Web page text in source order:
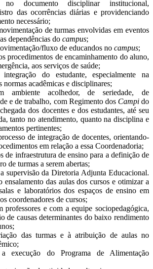
no documento disciplinar institucional,
das ocorrências diárias e providenciando
necessário;
de turmas envolvidas em eventos
dependências do campus;
fluxo de educandos no campus;
procedimentos de encaminhamento do aluno,
aos serviços de saúde;
do estudante, especialmente na
normas acadêmicas e disciplinares;
ambiente acolhedor, de seriedade, de
e de trabalho, com Regimento dos Campido
dos docentes e dos estudantes, até seu
tanto no atendimento, quanto na disciplina e
pertinentes;
de integração de docentes, orientando-
em relação a essa Coordenadoria;
de infraestrutura de ensino para a definição de
de turmas a serem abertas;
supervisão da Diretoria Adjunta Educacional.
ensalamento das aulas dos cursos e otimizar a
e laboratórios dos espaços de ensino em
coordenadores de cursos;
professores e com a equipe sociopedagógica,
de causas determinantes do baixo rendimento
das turmas e à atribuição de aulas no
a execução do Programa de Alimentação